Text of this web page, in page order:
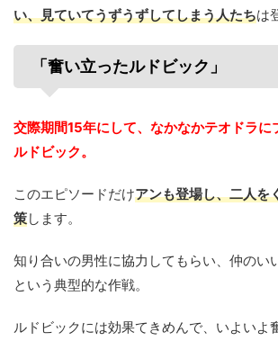
い、見ていてうずうずしてしまう人たちは
「奮い立ったルドビック」
交際期間15年にして、なかなかテオドラに
ルドビック。
このエピソードだけアンも登場し、二人を
策します。
知り合いの男性に協力してもらい、仲のい
という典型的な作戦。
ルドビックには効果てきめんで、いよいよ